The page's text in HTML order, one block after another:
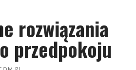
rozwiązania
przedpokoju